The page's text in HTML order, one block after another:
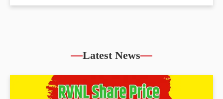
Latest News